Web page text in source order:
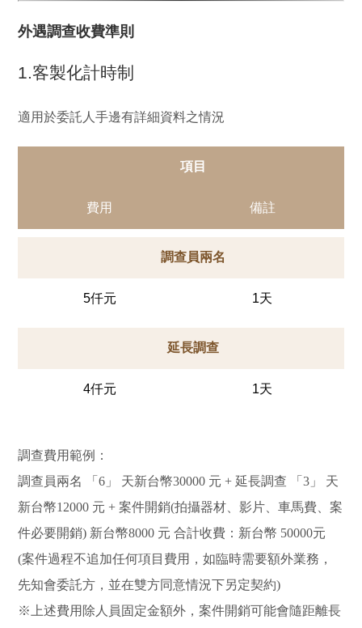
外遇調查收費準則
1.客製化計時制
適用於委託人手邊有詳細資料之情況
項目
費用 備註
調查員兩名
5仟元 1天
延長調查
4仟元 1天
調查費用範例：
調查員兩名 「6」 天新台幣30000 元 + 延長調查 「3」 天
新台幣12000 元 + 案件開銷(拍攝器材、影片、車馬費、案
件必要開銷) 新台幣8000 元 合計收費：新台幣 50000元
(案件過程不追加任何項目費用，如臨時需要額外業務，
先知會委託方，並在雙方同意情況下另定契約)
※上述費用除人員固定金額外，案件開銷可能會隨距離長